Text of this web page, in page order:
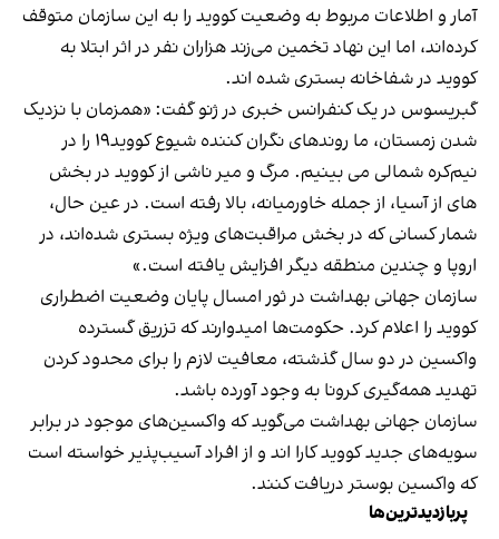
آمار و اطلاعات مربوط به وضعیت کووید را به این سازمان متوقف
کرده‌اند، اما این نهاد تخمین می‌زند هزاران نفر در اثر ابتلا به
کووید در شفاخانه بستری شده اند.
گبریسوس در یک کنفرانس خبری در ژنو گفت: «همزمان با نزدیک
شدن زمستان، ما روندهای نگران کننده شیوع کووید۱۹ را در
نیم‌کره شمالی می بینیم. مرگ و میر ناشی از کووید در بخش
های از آسیا، از جمله خاورمیانه، بالا رفته است. در عین حال،
شمار کسانی که در بخش مراقبت‌های ویژه بستری شده‌اند، در
اروپا و چندین منطقه دیگر افزایش یافته است.»
سازمان جهانی بهداشت در ثور امسال پایان وضعیت اضطراری
کووید را اعلام کرد. حکومت‌ها امیدوارند که تزریق گسترده
واکسین در دو سال گذشته، معافیت لازم را برای محدود کردن
تهدید همه‌گیری کرونا به وجود آورده باشد.
سازمان جهانی بهداشت می‌گوید که واکسین‌های موجود در برابر
سویه‌های جدید کووید کارا اند و از افراد آسیب‌پذیر خواسته است
که واکسین بوستر دریافت کنند.
پربازدیدترین‌ها